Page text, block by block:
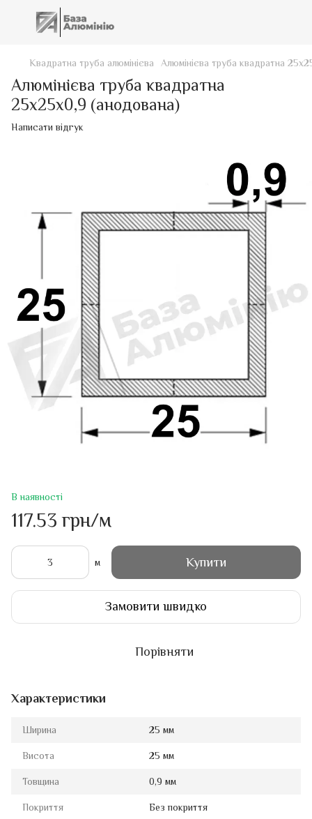
Квадратна труба алюмінієва Алюмінієва труба квадратна
Алюмінієва труба квадратна
25х25х0,9 (анодована)
Написати відгук
В наявності
117.53 грн/м
м Купити
Замовити швидко
Порівняти
Характеристики
Ширина 25 мм
Висота 25 мм
Товщина 0,9 мм
Покриття Без покриття